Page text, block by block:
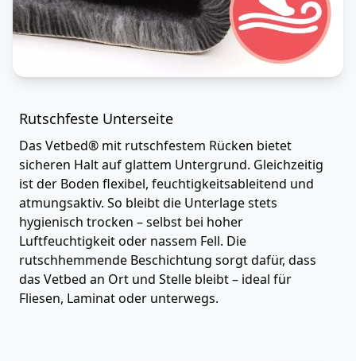
Rutschfeste Unterseite
Das Vetbed® mit rutschfestem Rücken bietet
sicheren Halt auf glattem Untergrund. Gleichzeitig
ist der Boden flexibel, feuchtigkeitsableitend und
atmungsaktiv. So bleibt die Unterlage stets
hygienisch trocken – selbst bei hoher
Luftfeuchtigkeit oder nassem Fell. Die
rutschhemmende Beschichtung sorgt dafür, dass
das Vetbed an Ort und Stelle bleibt – ideal für
Fliesen, Laminat oder unterwegs.